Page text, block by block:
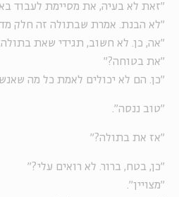
"זאת לא בעיה, את מסיימת לעבוד
"לא הבנת. אמרת שבתולה זה חלק
"אה, כן. לא חשוב, תגידי שאת
"את בטוחה?"
"כן. הם לא יכולים לאמת כל מה
"טוב ננסה".
"אז את בתולה?"
"כן, בטח, ברור. לא רואים עלי?"
"מצויין".